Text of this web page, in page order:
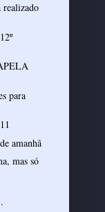
realizado
para
amanhã
mas só